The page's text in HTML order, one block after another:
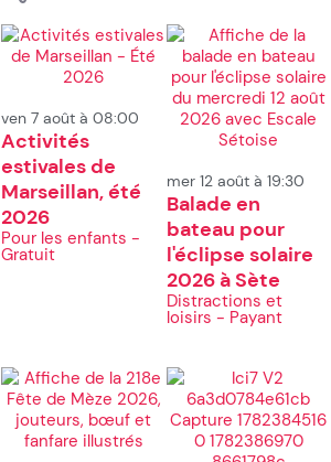
ven 7 août à 08:00
Activités
estivales de
Marseillan, été
2026
Pour les enfants -
Gratuit
mer 12 août à 19:30
Balade en
bateau pour
l'éclipse solaire
2026 à Sète
Distractions et
loisirs - Payant